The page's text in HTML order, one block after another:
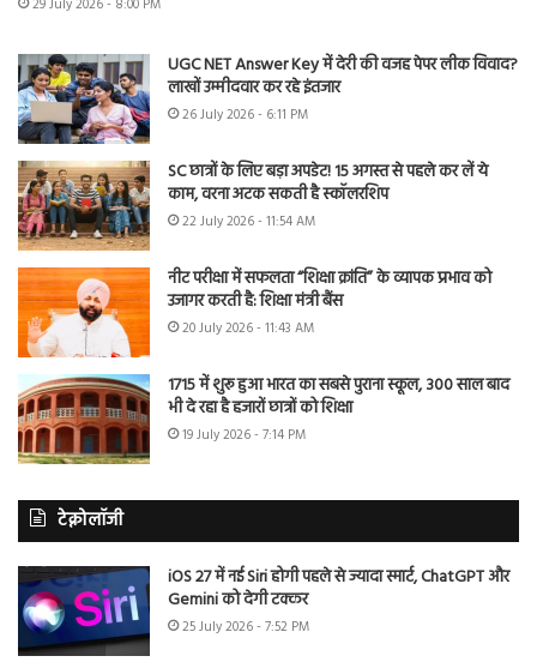
29 July 2026 - 8:00 PM
UGC NET Answer Key में देरी की वजह पेपर लीक विवाद?
लाखों उम्मीदवार कर रहे इंतजार
26 July 2026 - 6:11 PM
SC छात्रों के लिए बड़ा अपडेट! 15 अगस्त से पहले कर लें ये
काम, वरना अटक सकती है स्कॉलरशिप
22 July 2026 - 11:54 AM
नीट परीक्षा में सफलता “शिक्षा क्रांति” के व्यापक प्रभाव को
उजागर करती है: शिक्षा मंत्री बैंस
20 July 2026 - 11:43 AM
1715 में शुरू हुआ भारत का सबसे पुराना स्कूल, 300 साल बाद
भी दे रहा है हजारों छात्रों को शिक्षा
19 July 2026 - 7:14 PM
टेक्नोलॉजी
iOS 27 में नई Siri होगी पहले से ज्यादा स्मार्ट, ChatGPT और
Gemini को देगी टक्कर
25 July 2026 - 7:52 PM